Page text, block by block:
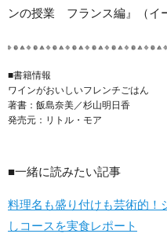
ンの授業 フランス編』（イ
■書籍情報
ワインがおいしいフレンチごはん
著書：飯島奈美／杉山明日香
発売元：リトル・モア
■一緒に読みたい記事
料理名も盛り付けも芸術的！
しコースを実食レポート